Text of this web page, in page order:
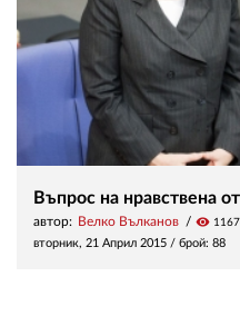
Въпрос на нравствена
автор: Велко Вълканов visibility
вторник, 21 Април 2015 / брой: 88